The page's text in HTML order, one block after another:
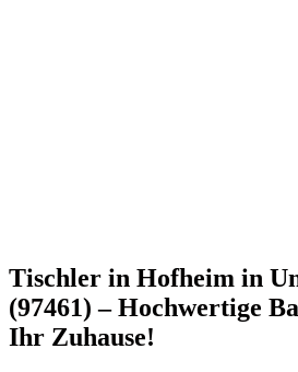
Tischler in Hofheim in
(97461) – Hochwertige
Ihr Zuhause!